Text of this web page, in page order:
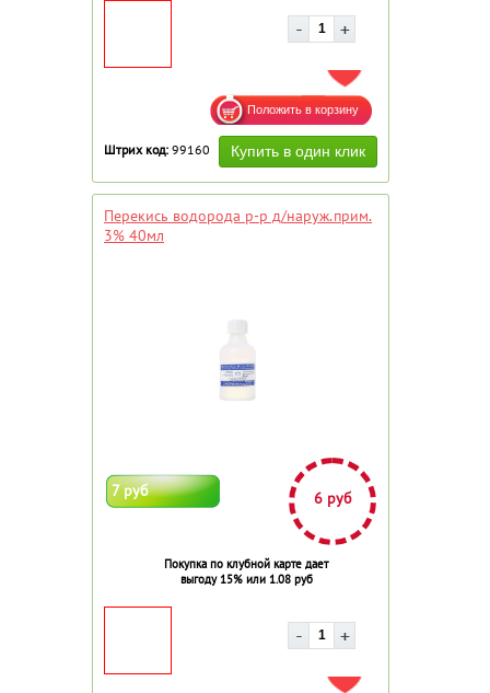
ДОБАВИТЬ В ИЗБРАННОЕ
Штрих код: 99160
Перекись водорода р-р д/наруж.прим.
3% 40мл
7 руб 6 руб
Покупка по клубной карте дает
выгоду 15% или 1.08 руб
ДОБАВИТЬ В ИЗБРАННОЕ